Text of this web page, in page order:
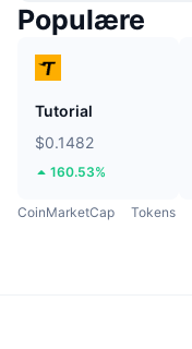
Populære
Tutorial
$0.1482
160.53%
CoinMarketCap Tokens